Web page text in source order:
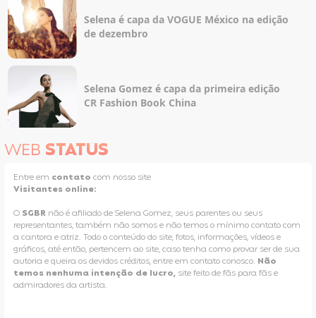
Selena é capa da VOGUE México na edição
de dezembro
Selena Gomez é capa da primeira edição
CR Fashion Book China
WEB STATUS
Entre em contato com nosso site
Visitantes online:
O SGBR não é afiliado de Selena Gomez, seus parentes ou seus
representantes, também não somos e não temos o mínimo contato com
a cantora e atriz. Todo o conteúdo do site, fotos, informações, vídeos e
gráficos, até então, pertencem ao site, caso tenha como provar ser de sua
autoria e queira os devidos créditos, entre em contato conosco. Não
temos nenhuma intenção de lucro, site feito de fãs para fãs e
admiradores da artista.